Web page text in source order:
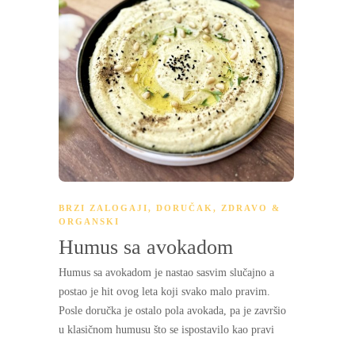
BRZI ZALOGAJI, DORUČAK , ZDRAVO &
ORGANSKI
Humus sa avokadom
Humus sa avokadom je nastao sasvim slučajno a
postao je hit ovog leta koji svako malo pravim.
Posle doručka je ostalo pola avokada, pa je završio
u klasičnom humusu što se ispostavilo kao pravi